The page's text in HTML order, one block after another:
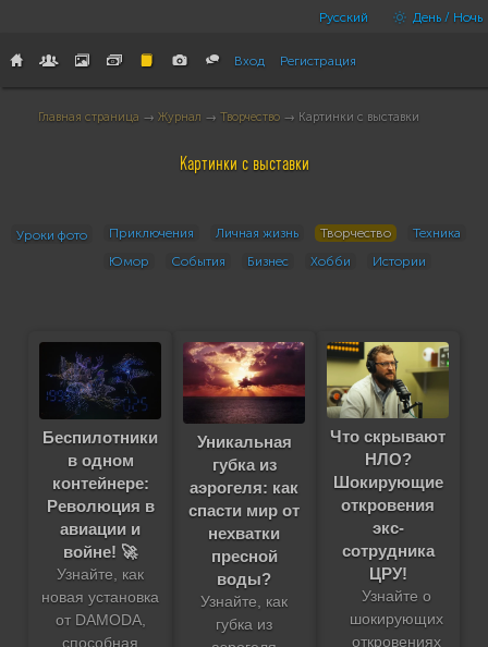
Русский День / Ночь
Вход Регистрация
Главная страница → Журнал → Творчество → Картинки с выставки
Картинки с выставки
Уроки фото Приключения Личная жизнь Творчество
Техника
Юмор
События Бизнес Хобби Истории
Беспилотники
в одном
контейнере:
Революция в
авиации и
войне! 🚀
Узнайте, как
новая установка
от DAMODA,
способная
Уникальная
губка из
аэрогеля: как
спасти мир от
нехватки
пресной
воды?
Узнайте, как
губка из
Что скрывают
НЛО?
Шокирующие
откровения
экс-
сотрудника
ЦРУ!
Узнайте о
шокирующих
откровениях